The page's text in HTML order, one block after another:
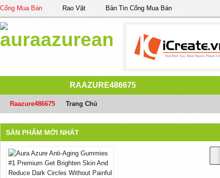
Cổng Mua Bán Rao Vặt Bản Tin Cổng Mua Bán
RAAZURE486675
Raazure486675 Trang Chủ
SẢN PHẨM MỚI NHẤT